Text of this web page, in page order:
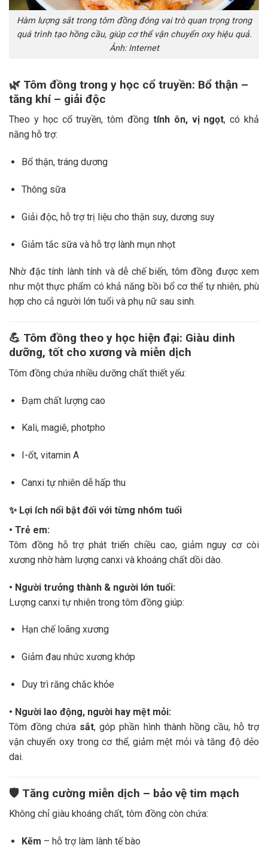
Hàm lượng sắt trong tôm đồng đóng vai trò quan trọng trong
quá trình tạo hồng cầu, giúp cơ thể vận chuyển oxy hiệu quả.
Ảnh: Internet
🌿 Tôm đồng trong y học cổ truyền: Bổ thận –
tăng khí – giải độc
Theo y học cổ truyền, tôm đồng tính ôn, vị ngọt, có khả
năng hỗ trợ:
Bổ thận, tráng dương
Thông sữa
Giải độc, hỗ trợ trị liệu cho thận suy, dương suy
Giảm tắc sữa và hỗ trợ lành mụn nhọt
Nhờ đặc tính lành tính và dễ chế biến, tôm đồng được xem
như một thực phẩm có khả năng bồi bổ cơ thể tự nhiên, phù
hợp cho cả người lớn tuổi và phụ nữ sau sinh.
💪 Tôm đồng theo y học hiện đại: Giàu dinh
dưỡng, tốt cho xương và miễn dịch
Tôm đồng chứa nhiều dưỡng chất thiết yếu:
Đạm chất lượng cao
Kali, magiê, photpho
I-ốt, vitamin A
Canxi tự nhiên dễ hấp thu
✨ Lợi ích nổi bật đối với từng nhóm tuổi
• Trẻ em:
Tôm đồng hỗ trợ phát triển chiều cao, giảm nguy cơ còi
xương nhờ hàm lượng canxi và khoáng chất dồi dào.
• Người trưởng thành & người lớn tuổi:
Lượng canxi tự nhiên trong tôm đồng giúp:
Hạn chế loãng xương
Giảm đau nhức xương khớp
Duy trì răng chắc khỏe
• Người lao động, người hay mệt mỏi:
Tôm đồng chứa sắt, góp phần hình thành hồng cầu, hỗ trợ
vận chuyển oxy trong cơ thể, giảm mệt mỏi và tăng độ dẻo
dai.
🛡️ Tăng cường miễn dịch – bảo vệ tim mạch
Không chỉ giàu khoáng chất, tôm đồng còn chứa:
Kẽm – hỗ trợ làm lành tế bào